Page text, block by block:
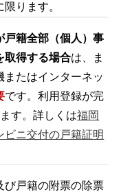
ります。
戸籍全部（個人）事
取得する場合は、ま
たはインターネッ
です。利用登録が完
す。詳しくは福岡
ニ交付の戸籍証明
び戸籍の附票の除票